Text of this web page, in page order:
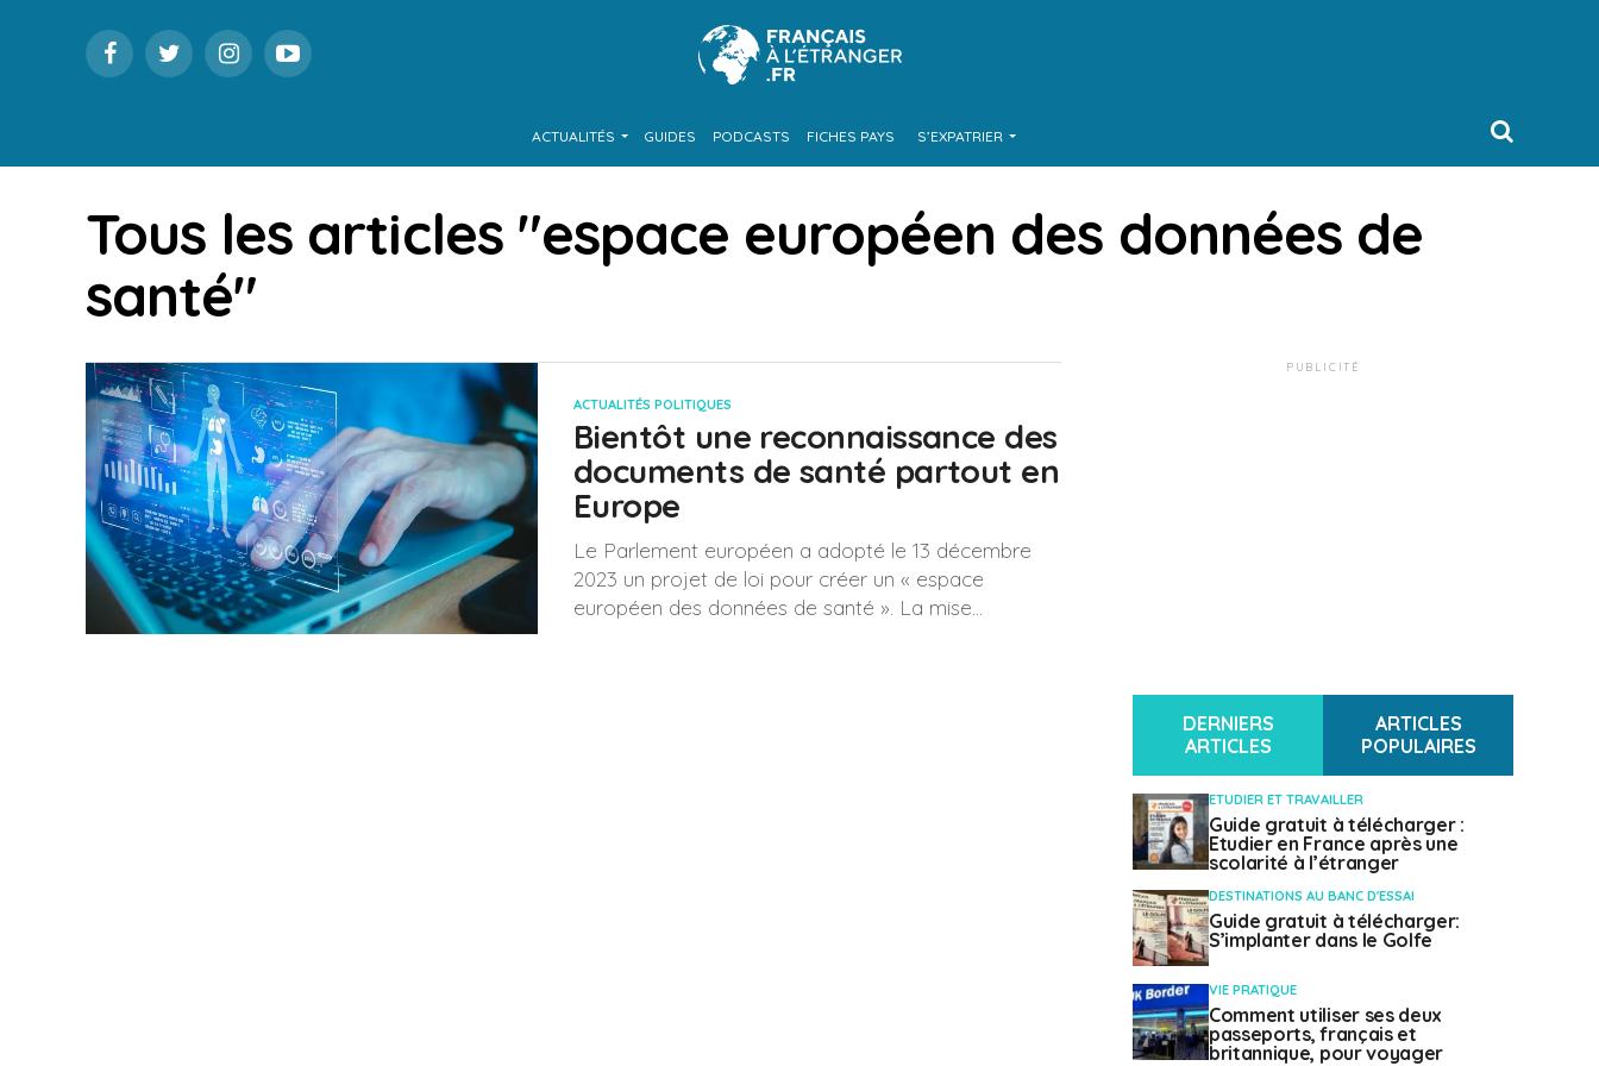
ACTUALITÉS GUIDES PODCASTS FICHES PAYS S’EXPATRIER
Tous les articles "espace européen des données de
santé"
ACTUALITÉS POLITIQUES
Bientôt une reconnaissance des
documents de santé partout en
Europe
Le Parlement européen a adopté le 13 décembre
2023 un projet de loi pour créer un « espace
européen des données de santé ». La mise...
PUBLICITÉ
DERNIERS
ARTICLES
ARTICLES
POPULAIRES
ETUDIER ET TRAVAILLER
Guide gratuit à télécharger :
Etudier en France après une
scolarité à l’étranger
DESTINATIONS AU BANC D'ESSAI
Guide gratuit à télécharger:
S’implanter dans le Golfe
VIE PRATIQUE
Comment utiliser ses deux
passeports, français et
britannique, pour voyager